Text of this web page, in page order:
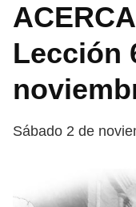
Lección
Sábado 2 de